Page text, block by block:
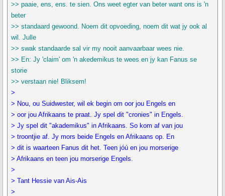
>> paaie, ens, ens. te sien. Ons weet egter van beter want ons is 'n
beter
>> standaard gewoond. Noem dit opvoeding, noem dit wat jy ook al
wil. Julle
>> swak standaarde sal vir my nooit aanvaarbaar wees nie.
>> En: Jy 'claim' om 'n akedemikus te wees en jy kan Fanus se
storie
>> verstaan nie! Bliksem!
>
> Nou, ou Suidwester, wil ek begin om oor jou Engels en
> oor jou Afrikaans te praat. Jy spel dit "cronies" in Engels.
> Jy spel dit "akademikus" in Afrikaans. So kom af van jou
> troontjie af. Jy mors beide Engels en Afrikaans op. En
> dit is waarteen Fanus dit het. Teen jóú en jou morserige
> Afrikaans en teen jou morserige Engels.
>
> Tant Hessie van Ais-Ais
>